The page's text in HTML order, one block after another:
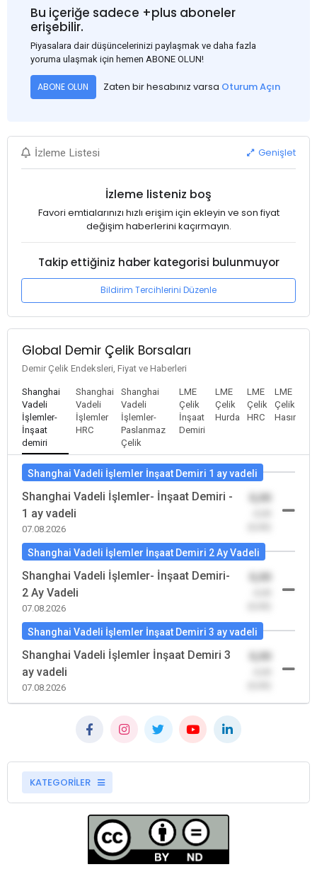
and rural construction projects is expected to provide support
to the market despite seasonal disruptions caused by heavy
rainfall.
Bu içeriğe sadece +plus aboneler
erişebilir.
Piyasalara dair düşüncelerinizi paylaşmak ve daha fazla
yoruma ulaşmak için hemen ABONE OLUN!
ABONE OLUN Zaten bir hesabınız varsa Oturum Açın
İzleme Listesi Genişlet
İzleme listeniz boş
Favori emtialarınızı hızlı erişim için ekleyin ve son fiyat
değişim haberlerini kaçırmayın.
Takip ettiğiniz haber kategorisi bulunmuyor
Bildirim Tercihlerini Düzenle
Global Demir Çelik Borsaları
Demir Çelik Endeksleri, Fiyat ve Haberleri
Shanghai
Vadeli
İşlemler-
İnşaat
demiri
Shanghai
Vadeli
İşlemler
HRC
Shanghai
Vadeli
İşlemler-
Paslanmaz
Çelik
LME
Çelik
İnşaat
Demiri
LME
Çelik
Hurda
LME
Çelik
HRC
LME
Çelik
Hasır
Shanghai Vadeli İşlemler İnşaat Demiri 1 ay vadeli
Shanghai Vadeli İşlemler- İnşaat Demiri -
1 ay vadeli
07.08.2026
Shanghai Vadeli İşlemler İnşaat Demiri 2 Ay Vadeli
Shanghai Vadeli İşlemler- İnşaat Demiri-
2 Ay Vadeli
07.08.2026
Shanghai Vadeli İşlemler İnşaat Demiri 3 ay vadeli
Shanghai Vadeli İşlemler İnşaat Demiri 3
ay vadeli
07.08.2026
KATEGORİLER